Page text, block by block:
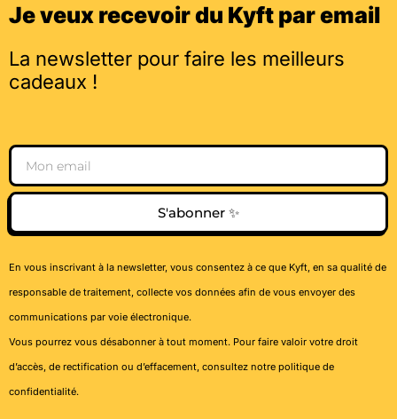
Je veux recevoir du Kyft par email
La newsletter pour faire les meilleurs
cadeaux !
Email
S'abonner ✨
En vous inscrivant à la newsletter, vous consentez à ce que Kyft, en sa qualité de
responsable de traitement, collecte vos données afin de vous envoyer des
communications par voie électronique.
Vous pourrez vous désabonner à tout moment. Pour faire valoir votre droit
d’accès, de rectification ou d’effacement, consultez notre politique de
confidentialité.